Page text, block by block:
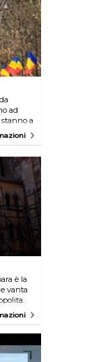
ad
a
la
centro
è la
vanta
ha
fatta a